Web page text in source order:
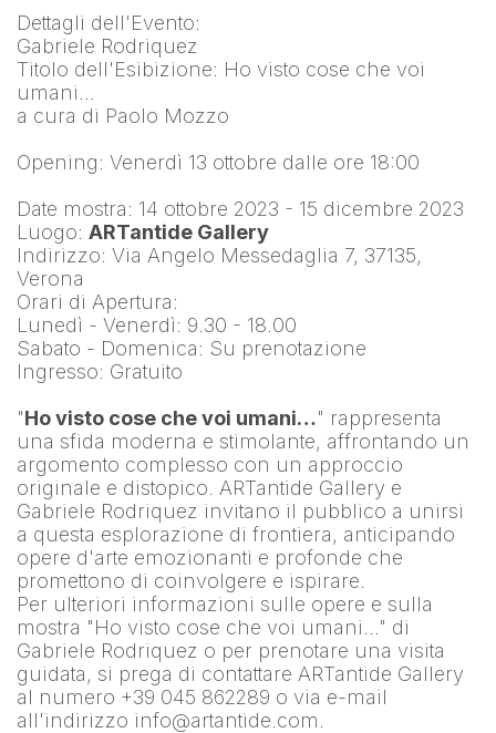
Dettagli dell'Evento:
Gabriele Rodriquez
Titolo dell'Esibizione: Ho visto cose che voi
umani…
a cura di Paolo Mozzo
Opening: Venerdì 13 ottobre dalle ore 18:00
Date mostra: 14 ottobre 2023 - 15 dicembre 2023
Luogo: ARTantide Gallery
Indirizzo: Via Angelo Messedaglia 7, 37135,
Verona
Orari di Apertura:
Lunedì - Venerdì: 9.30 - 18.00
Sabato - Domenica: Su prenotazione
Ingresso: Gratuito
"Ho visto cose che voi umani…" rappresenta
una sfida moderna e stimolante, affrontando un
argomento complesso con un approccio
originale e distopico. ARTantide Gallery e
Gabriele Rodriquez invitano il pubblico a unirsi
a questa esplorazione di frontiera, anticipando
opere d'arte emozionanti e profonde che
promettono di coinvolgere e ispirare.
Per ulteriori informazioni sulle opere e sulla
mostra "Ho visto cose che voi umani…" di
Gabriele Rodriquez o per prenotare una visita
guidata, si prega di contattare ARTantide Gallery
al numero +39 045 862289 o via e-mail
all'indirizzo info@artantide.com.